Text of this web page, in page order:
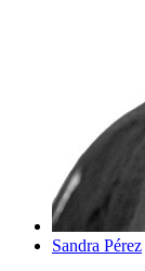
Sandra Pérez